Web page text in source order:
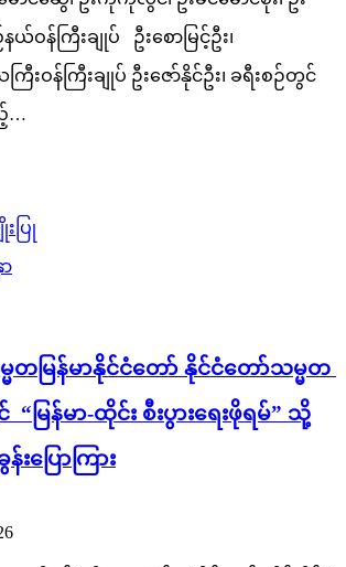
ဝန်ကြီးချုပ် ဦးစောမြင့်ဦး၊
းဝန်ကြီးချုပ် ဦးဇော်နိုင်ဦး၊ ခရီးစဉ်တွင်
…
ပြု
တမြန်မာနိုင်ငံတော် နိုင်ငံတော်သမ္မတ
“မြန်မာ-ထိုင်း စီးပွားရေးဖိုရမ်” သို့
ပြောကြား